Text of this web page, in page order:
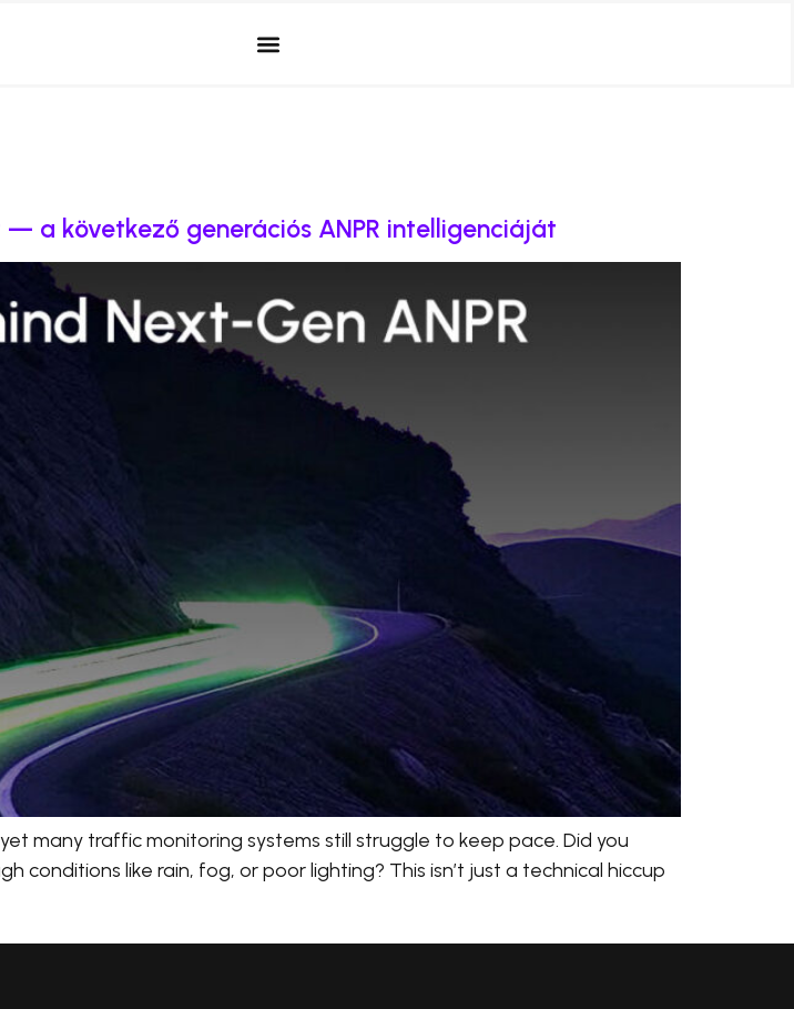
a következő generációs ANPR intelligenciáját
many traffic monitoring systems still struggle to keep pace. Did you
conditions like rain, fog, or poor lighting? This isn’t just a technical hiccup